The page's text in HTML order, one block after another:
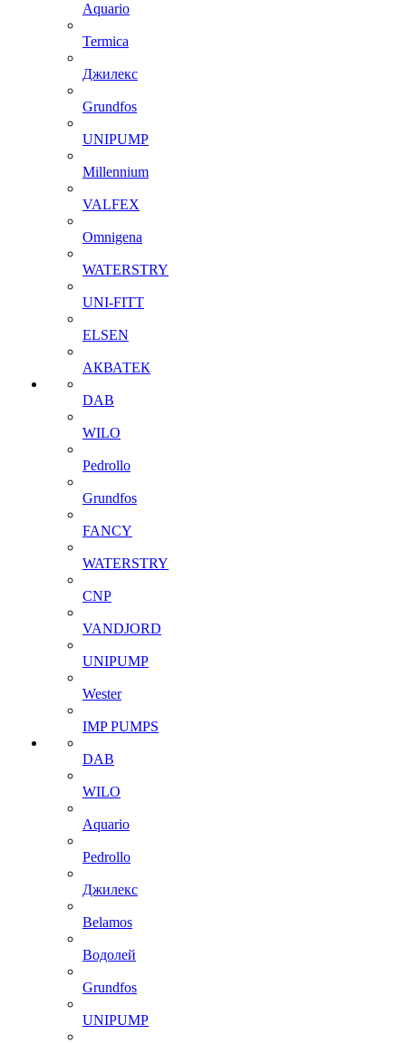
Aquario
Termica
Джилекс
Grundfos
UNIPUMP
Millennium
VALFEX
Omnigena
WATERSTRY
UNI-FITT
ELSEN
АКВАТЕК
DAB
WILO
Pedrollo
Grundfos
FANCY
WATERSTRY
CNP
VANDJORD
UNIPUMP
Wester
IMP PUMPS
DAB
WILO
Aquario
Pedrollo
Джилекс
Belamos
Водолей
Grundfos
UNIPUMP